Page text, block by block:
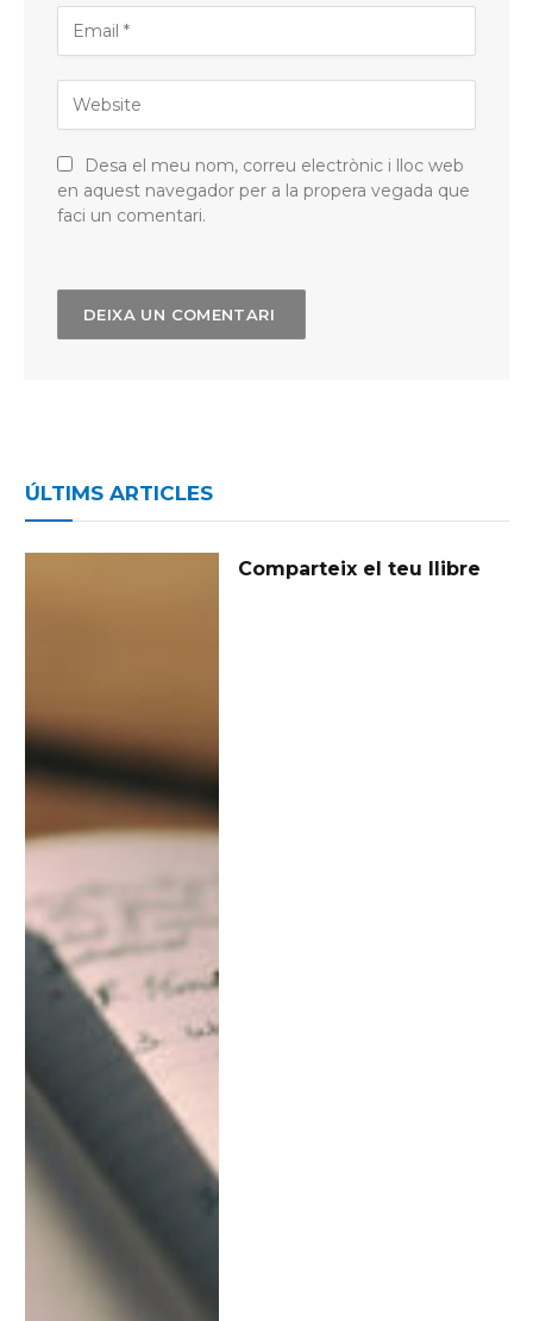
Desa el meu nom, correu electrònic i lloc web
en aquest navegador per a la propera vegada que
faci un comentari.
ÚLTIMS ARTICLES
Comparteix el teu llibre